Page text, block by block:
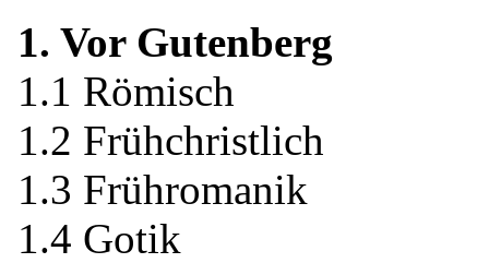
1. Vor Gutenberg
1.1 Römisch
1.2 Frühchristlich
1.3 Frühromanik
1.4 Gotik